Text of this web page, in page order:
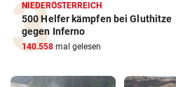
NIEDERÖSTERREICH
500 Helfer kämpfen bei Gluthitze
gegen Inferno
140.558 mal gelesen